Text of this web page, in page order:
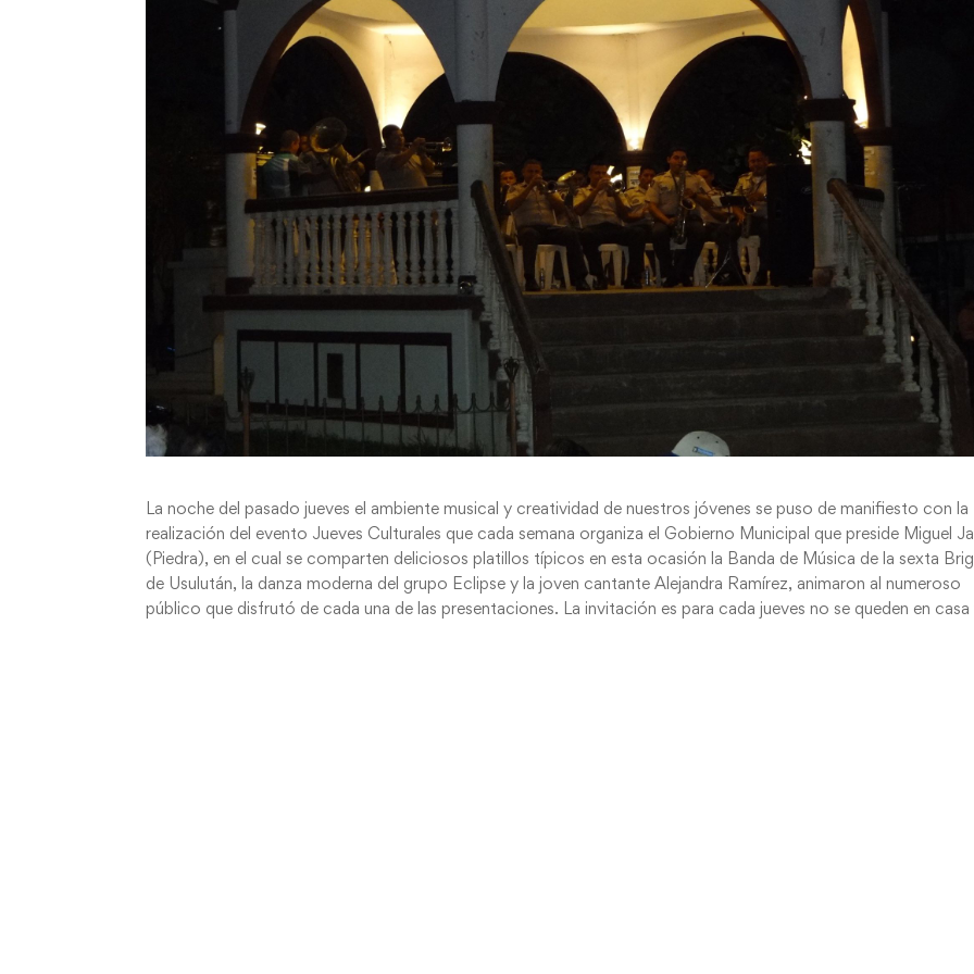
La noche del pasado jueves el ambiente musical y creatividad de nuestros jóvenes se puso de manifiesto con la
realización del evento Jueves Culturales que cada semana organiza el Gobierno Municipal que preside Miguel
(Piedra), en el cual se comparten deliciosos platillos típicos en esta ocasión la Banda de Música de la sexta
de Usulután, la danza moderna del grupo Eclipse y la joven cantante Alejandra Ramírez, animaron al numeroso
público que disfrutó de cada una de las presentaciones. La invitación es para cada jueves no se queden en casa